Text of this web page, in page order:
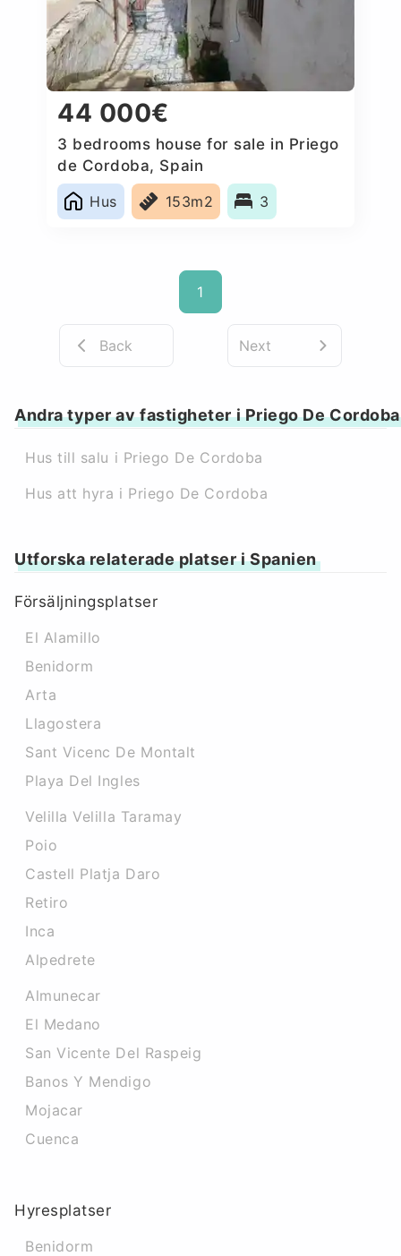
44 000€
3 bedrooms house for sale in Priego
de Cordoba, Spain
Hus
153m2 3
1
Back Next
Andra typer av fastigheter i Priego De Cordoba
Hus till salu i Priego De Cordoba
Hus att hyra i Priego De Cordoba
Utforska relaterade platser i Spanien
Försäljningsplatser
El Alamillo
Benidorm
Arta
Llagostera
Sant Vicenc De Montalt
Playa Del Ingles
Velilla Velilla Taramay
Poio
Castell Platja Daro
Retiro
Inca
Alpedrete
Almunecar
El Medano
San Vicente Del Raspeig
Banos Y Mendigo
Mojacar
Cuenca
Hyresplatser
Benidorm